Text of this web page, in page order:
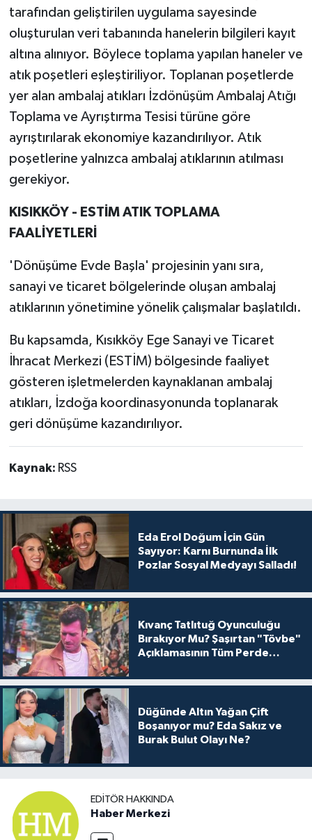
tarafından geliştirilen uygulama sayesinde
oluşturulan veri tabanında hanelerin bilgileri kayıt
altına alınıyor. Böylece toplama yapılan haneler ve
atık poşetleri eşleştiriliyor. Toplanan poşetlerde
yer alan ambalaj atıkları İzdönüşüm Ambalaj Atığı
Toplama ve Ayrıştırma Tesisi türüne göre
ayrıştırılarak ekonomiye kazandırılıyor. Atık
poşetlerine yalnızca ambalaj atıklarının atılması
gerekiyor.
KISIKKÖY - ESTİM ATIK TOPLAMA
FAALİYETLERİ
'Dönüşüme Evde Başla' projesinin yanı sıra,
sanayi ve ticaret bölgelerinde oluşan ambalaj
atıklarının yönetimine yönelik çalışmalar başlatıldı.
Bu kapsamda, Kısıkköy Ege Sanayi ve Ticaret
İhracat Merkezi (ESTİM) bölgesinde faaliyet
gösteren işletmelerden kaynaklanan ambalaj
atıkları, İzdoğa koordinasyonunda toplanarak
geri dönüşüme kazandırılıyor.
Kaynak: RSS
Eda Erol Doğum İçin Gün
Sayıyor: Karnı Burnunda İlk
Pozlar Sosyal Medyayı Salladı!
Kıvanç Tatlıtuğ Oyunculuğu
Bırakıyor Mu? Şaşırtan "Tövbe"
Açıklamasının Tüm Perde
Düğünde Altın Yağan Çift
Boşanıyor mu? Eda Sakız ve
Burak Bulut Olayı Ne?
EDITÖR HAKKINDA
Haber Merkezi